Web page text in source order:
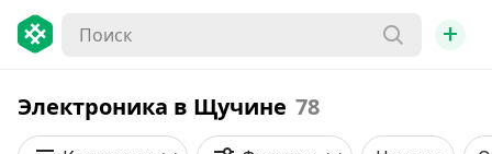
+
Электроника в Щучине 78